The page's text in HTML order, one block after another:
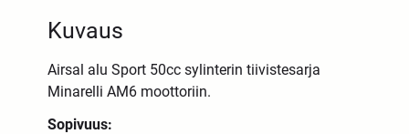
Kuvaus
Airsal alu Sport 50cc sylinterin tiivistesarja
Minarelli AM6 moottoriin.
Sopivuus: